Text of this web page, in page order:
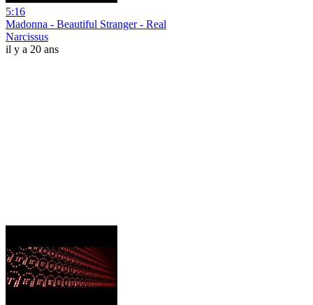
5:16
Madonna - Beautiful Stranger - Real
Narcissus
il y a 20 ans